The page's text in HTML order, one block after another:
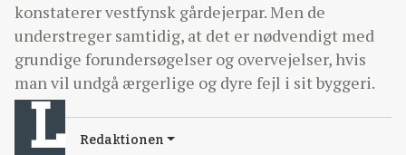
konstaterer vestfynsk gårdejerpar. Men de
understreger samtidig, at det er nødvendigt med
grundige forundersøgelser og overvejelser, hvis
man vil undgå ærgerlige og dyre fejl i sit byggeri.
Redaktionen